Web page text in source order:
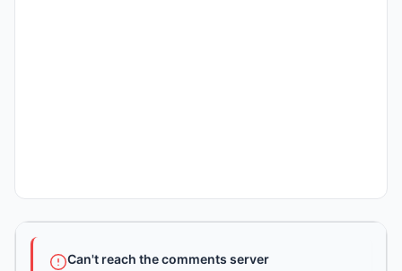
Can't reach the comments server